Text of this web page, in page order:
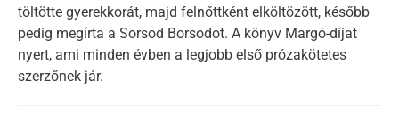
töltötte gyerekkorát, majd felnőttként elköltözött, később
pedig megírta a Sorsod Borsodot. A könyv Margó-díjat
nyert, ami minden évben a legjobb első prózakötetes
szerzőnek jár.